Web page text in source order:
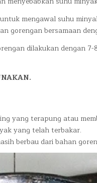
mengawal suhu
gorengan bersamaan
dilakukan dengan
yang terapung atau
yang telah terbakar.
berbau dari bahan